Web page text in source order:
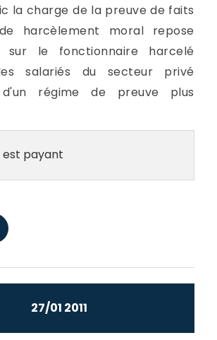
la charge de la preuve de faits
harcèlement moral repose
sur le fonctionnaire harcelé
salariés du secteur privé
d'un régime de preuve plus
payant
27/01 2011